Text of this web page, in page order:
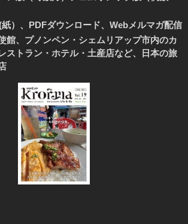
紙）、PDFダウンロード、Webメルマガ配信
館、プノンペン・シェムリアップ市内のカ
ストラン・ホテル・土産店など、日本の旅